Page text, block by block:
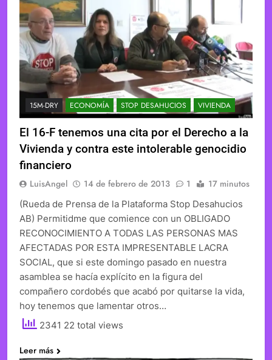
15M-DRY ECONOMÍA STOP DESAHUCIOS VIVIENDA
El 16-F tenemos una cita por el Derecho a la
Vivienda y contra este intolerable genocidio
financiero
LuisAngel 14 de febrero de 2013 1 17 minutos
(Rueda de Prensa de la Plataforma Stop Desahucios
AB) Permitidme que comience con un OBLIGADO
RECONOCIMIENTO A TODAS LAS PERSONAS MAS
AFECTADAS POR ESTA IMPRESENTABLE LACRA
SOCIAL, que si este domingo pasado en nuestra
asamblea se hacía explícito en la figura del
compañero cordobés que acabó por quitarse la vida,
hoy tenemos que lamentar otros…
2341 22 total views
Leer más